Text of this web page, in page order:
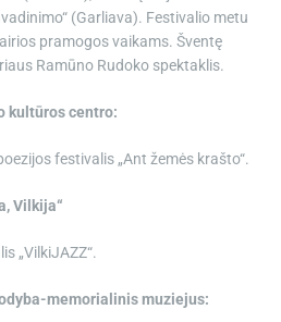
(Garliava). Festivalio metu
pramogos vaikams. Šventę
Ramūno Rudoko spektaklis.
kultūros centro:
festivalis „Ant žemės krašto“.
Vilkija“
„VilkiJAZZ“.
memorialinis muziejus: